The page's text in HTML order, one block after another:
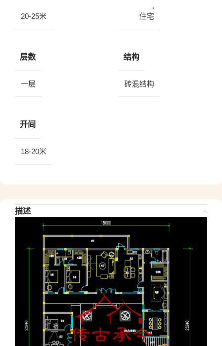
20-25米
,
住宅
层数
一层
结构
砖混结构
开间
18-20米
描述